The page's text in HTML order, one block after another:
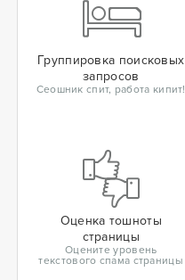
Группировка поисковых
запросов
Сеошник спит, работа кипит!
Оценка тошноты
страницы
Оцените уровень
текстового спама страницы